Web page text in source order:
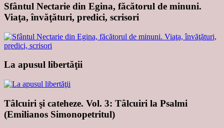
Sfântul Nectarie din Egina, făcătorul de minuni.
Viaţa, învăţături, predici, scrisori
La apusul libertăţii
Tâlcuiri şi cateheze. Vol. 3: Tâlcuiri la Psalmi
(Emilianos Simonopetritul)